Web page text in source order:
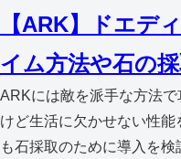
【ARK】ドエデ
イム方法や石の
ARKには敵を派手な方法
けど生活に欠かせない性
も石採取のために導入を